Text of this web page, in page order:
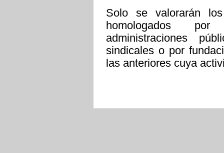
Solo se valorarán
homologados
administraciones
sindicales o por
las anteriores cuya